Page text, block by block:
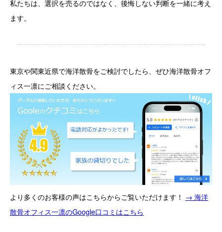
私たちは、選択を売るのではなく、後悔しない判断を一緒に考え
ます。
東京や関東近県で海洋散骨をご検討でしたら、ぜひ海洋散骨オフ
ィス一凛にご相談ください。
より多くのお客様の声はこちらからご覧いただけます！ → 海洋
散骨オフィス一凛のGoogle口コミはこちら